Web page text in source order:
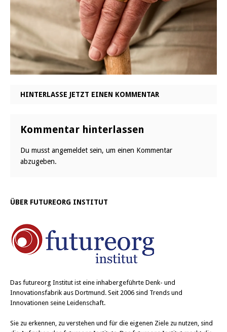
HINTERLASSE JETZT EINEN KOMMENTAR
Kommentar hinterlassen
Du musst angemeldet sein, um einen Kommentar
abzugeben.
ÜBER FUTUREORG INSTITUT
Das futureorg Institut ist eine inhabergeführte Denk- und
Innovationsfabrik aus Dortmund. Seit 2006 sind Trends und
Innovationen seine Leidenschaft.
Sie zu erkennen, zu verstehen und für die eigenen Ziele zu nutzen, sind